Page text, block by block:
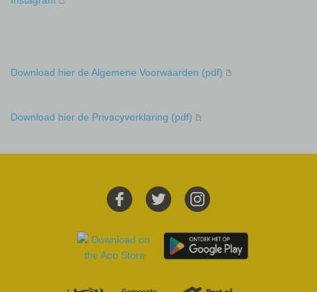
Download hier de Algemene Voorwaarden (pdf)
Download hier de Privacyverklaring (pdf)